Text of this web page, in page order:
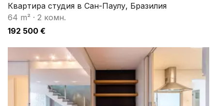
Квартира студия в Сан-Паулу, Бразилия
64 m² · 2 комн.
192 500 €